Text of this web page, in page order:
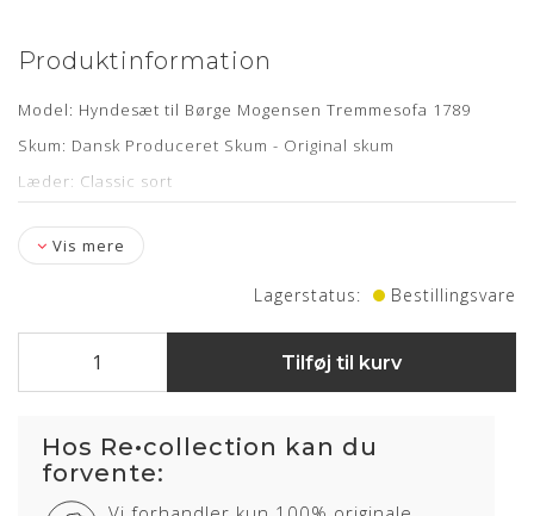
Produktinformation
Model: Hyndesæt til Børge Mogensen Tremmesofa 1789
Skum: Dansk Produceret Skum - Original skum
Læder: Classic sort
Levering: 3-4 uger
Om læderet
Semi anilin læder har fået en ganske let
og lysægthed end den rene anilin læder.
Huden kendetegnes ved det flotte naturlige udseende, men
Vis mere
Lagerstatus: Bestillingsvare
Tilføj til kurv
Hos Re•collection kan du
forvente: